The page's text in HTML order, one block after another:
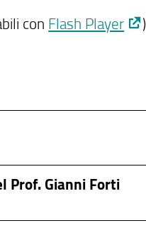
con Flash Player
Prof. Gianni Forti